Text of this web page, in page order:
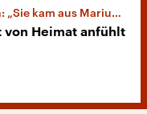
kam aus Mariupol“
von Heimat anfühlt